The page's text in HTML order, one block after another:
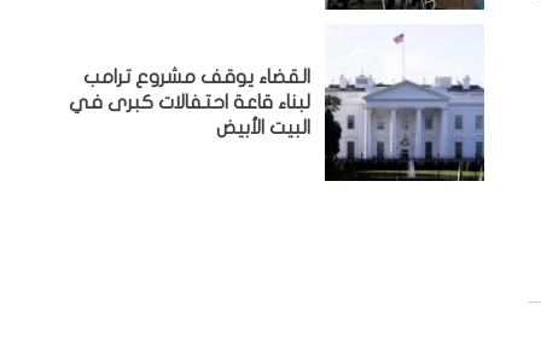
القضاء يوقف مشروع ترامب
لبناء قاعة احتفالات كبرى في
البيت الأبيض